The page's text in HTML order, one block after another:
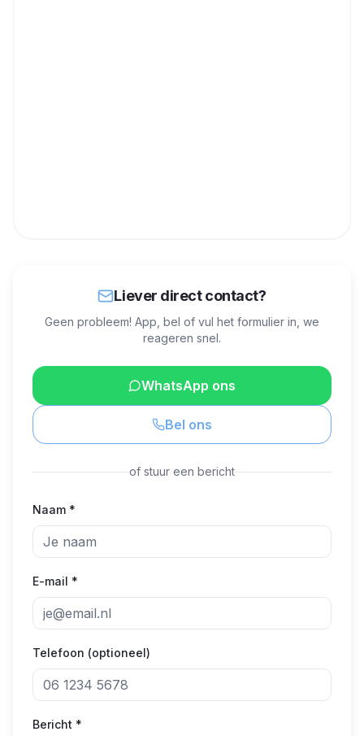
Liever direct contact?
Geen probleem! App, bel of vul het formulier in, we
reageren snel.
WhatsApp ons
Bel ons
of stuur een bericht
Naam *
E-mail *
Telefoon (optioneel)
Bericht *